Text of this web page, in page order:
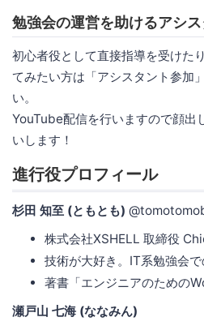
勉強会の運営を助けるアシス
初心者役として直接指導を受けた
てみたい方は「アシスタント参加
い。
YouTube配信を行いますので顔出
いします！
進行役プロフィール
杉田 知至 (ともとも)
株式会社XSHELL 取締役
技術が大好き。IT系勉強会で
著書「エンジニアのための
瀬戸山 七海 (ななみん)